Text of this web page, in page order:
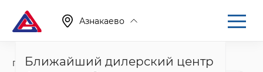
Азнакаево
Ближайший дилерский центр
Главная Каталог Новые автомобили T7